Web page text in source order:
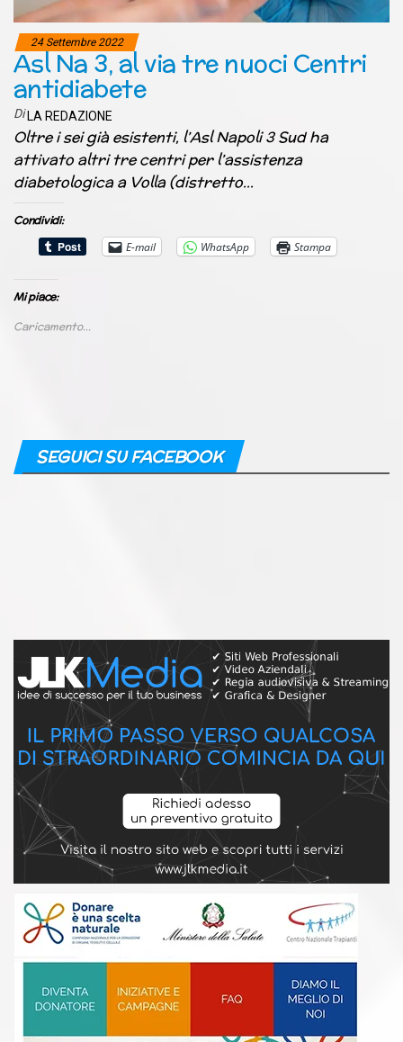
24 Settembre 2022
Asl Na 3, al via tre nuoci Centri
antidiabete
Di LA REDAZIONE
Oltre i sei già esistenti, l’Asl Napoli 3 Sud ha
attivato altri tre centri per l’assistenza
diabetologica a Volla (distretto…
Condividi:
E-mail
WhatsApp Stampa
Mi piace:
Caricamento...
SEGUICI SU FACEBOOK